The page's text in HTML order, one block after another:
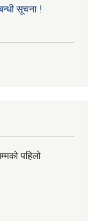
सूचना !
पहिलो